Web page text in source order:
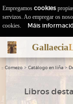
Gallaecia
:: Comezo > Catálogo en liña >
Libros
Empregamos cookies
servizos. Ao empregar os
cookies.
Máis